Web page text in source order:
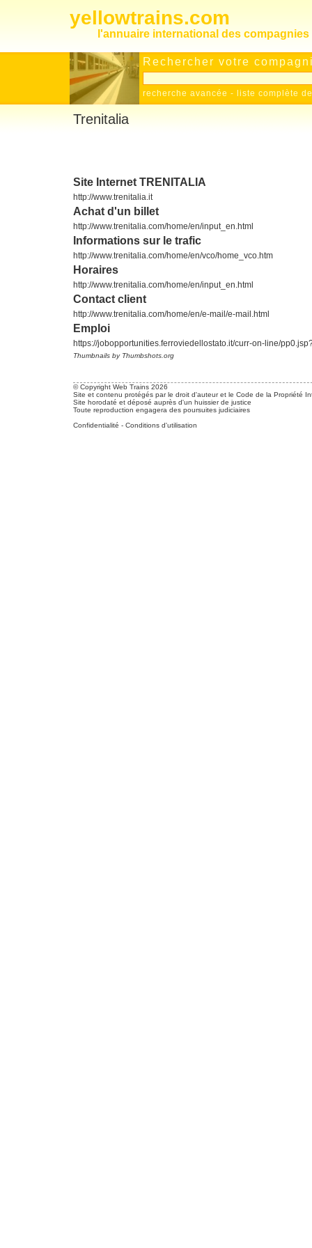
yellowtrains.com
l'annuaire international des
Rechercher votre
recherche avancée - liste complète
Trenitalia
Site Internet TRENITALIA
http://www.trenitalia.it
Achat d'un billet
http://www.trenitalia.com/home/en/input_en.html
Informations sur le trafic
http://www.trenitalia.com/home/en/vco/home_vco.htm
Horaires
http://www.trenitalia.com/home/en/input_en.html
Contact client
http://www.trenitalia.com/home/en/e-mail/e-mail.html
Emploi
https://jobopportunities.ferroviedellostato.it/curr-on-line/
Thumbnails by Thumbshots.org
© Copyright Web Trains 2026
Site et contenu protégés par le droit d'auteur et le Code de la Propriété
Site horodaté et déposé auprès d'un huissier de justice
Toute reproduction engagera des poursuites judiciaires
Confidentialité - Conditions d'utilisation